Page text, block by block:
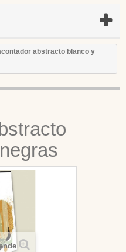
abstracto blanco y